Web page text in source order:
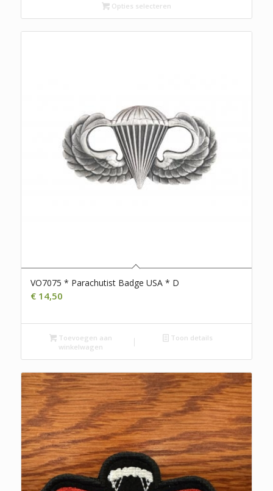
€ 16,50
Opties selecteren
VO7075 * Parachutist Badge USA * D
€14,50
Toevoegen aan
winkelwagen
Toon details